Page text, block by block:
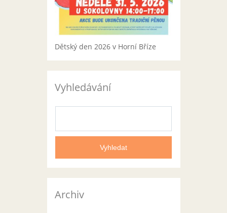
Dětský den 2026 v Horní Bříze
Vyhledávání
Archiv